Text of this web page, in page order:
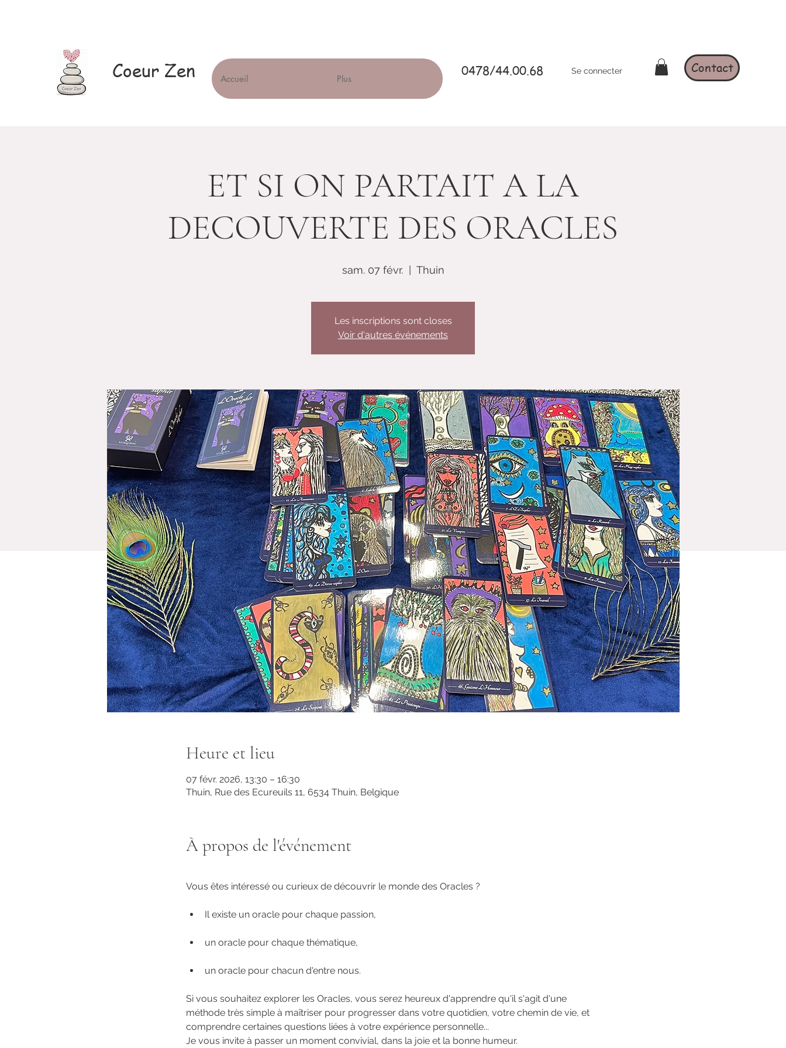
Coeur Zen Accueil Plus
0478/44.00.68 Se connecter Contact
ET SI ON PARTAIT A LA
DECOUVERTE DES ORACLES
sam. 07 févr.
  |
Thuin
Les inscriptions sont closes
Voir d'autres événements
Heure et lieu
07 févr. 2026, 13:30 – 16:30
Thuin, Rue des Ecureuils 11, 6534 Thuin, Belgique
À propos de l'événement
Vous êtes intéressé ou curieux de découvrir le monde des Oracles ?
Il existe un oracle pour chaque passion,
un oracle pour chaque thématique,
un oracle pour chacun d'entre nous.
Si vous souhaitez explorer les Oracles, vous serez heureux d'apprendre qu'il s'agit d'une
méthode très simple à maîtriser pour progresser dans votre quotidien, votre chemin de vie, et
comprendre certaines questions liées à votre expérience personnelle...
Je vous invite à passer un moment convivial, dans la joie et la bonne humeur.